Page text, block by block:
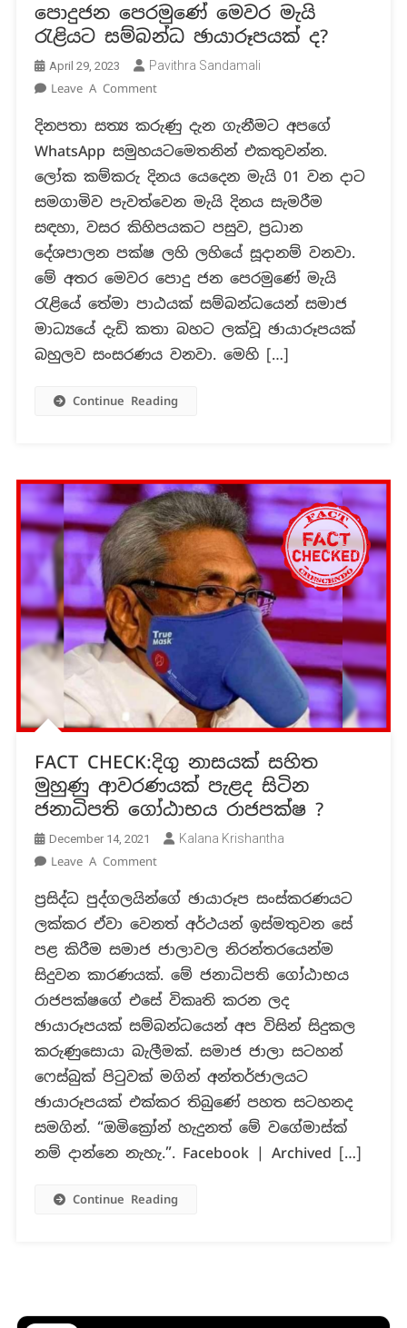
පොදුජන පෙරමුණේ මෙවර මැයි
රැළියට සම්බන්ධ ඡායාරූපයක් ද?
April 29, 2023 Pavithra Sandamali
Leave A CommentOn
පෙරමුණේ
මෙවර
මැයි
රැළියට
සම්බන්ධ
ඡායාරූපයක්
ද?
දිනපතා සත්‍ය කරුණු දැන ගැනීමට අපගේ
WhatsApp සමුහයටමෙතනින් එකතුවන්න.
ලෝක කම්කරු දිනය යෙදෙන මැයි 01 වන දාට
සමගාමිව පැවත්වෙන මැයි දිනය සැමරීම
සඳහා, වසර කිහිපයකට පසුව, ප්‍රධාන
දේශපාලන පක්ෂ ලහි ලහියේ සූදානම් වනවා.
මේ අතර මෙවර පොදු ජන පෙරමුණේ මැයි
රැළියේ තේමා පාඨයක් සම්බන්ධයෙන් සමාජ
මාධ්‍යයේ දැඩි කතා බහට ලක්වූ ඡායාරූපයක්
බහුලව සංසරණය වනවා. මෙහි […]
Continue Reading
FACT CHECK:දිගු නාසයක් සහිත
මුහුණු ආවරණයක් පැළද සිටින
ජනාධිපති ගෝඨාභය රාජපක්ෂ ?
December 14, 2021 Kalana Krishantha
Leave A CommentOn
CHECK:දිගු
නාසයක්
සහිත
මුහුණු
පැළද
සිටින
ජනාධිපති
ගෝඨාභය
රාජපක්ෂ
?
ප්‍රසිද්ධ පුද්ගලයින්ගේ ඡායාරූප සංස්කරණයට
ලක්කර ඒවා වෙනත් අර්ථයන් ඉස්මතුවන සේ
පළ කිරීම සමාජ ජාලාවල නිරන්තරයෙන්ම
සිදුවන කාරණයක්. මේ ජනාධිපති ගෝඨාභය
රාජපක්ෂගේ එසේ විකෘති කරන ලද
ඡායාරූපයක් සම්බන්ධයෙන් අප විසින් සිදුකල
කරුණුසොයා බැලීමක්. සමාජ ජාලා සටහන්
ෆෙස්බුක් පිටුවක් මගින් අන්තර්ජාලයට
ඡායාරූපයක් එක්කර තිබුණේ පහත සටහනද
සමගින්. “ඔමික්‍රෝන් හැදුනත් මේ වගේමාස්ක්
නම් දාන්නෙ නැහැ.”. Facebook | Archived […]
Continue Reading